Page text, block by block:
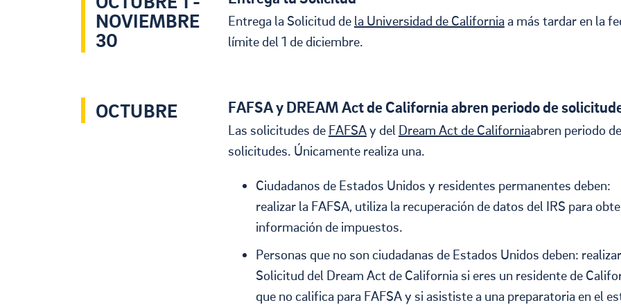
NOVIEMBRE
30
Entrega la Solicitud de la Universidad de Californiaa más tardar en la
límite del 1 de diciembre.
OCTUBRE FAFSA y DREAM Act de California abren periodo de
Las solicitudes de FAFSAy del Dream Act de Californiaabren periodo de
solicitudes. Únicamente realiza una.
Ciudadanos de Estados Unidos y residentes permanentes deben:
realizar la FAFSA, utiliza la recuperación de datos del IRS para
información de impuestos.
Personas que no son ciudadanas de Estados Unidos deben:
Solicitud del Dream Act de California si eres un residente de
que no califica para FAFSA y si asististe a una preparatoria en el